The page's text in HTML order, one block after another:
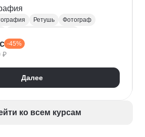
Ретушь
Фотограф
-45%
₽
Далее
ко всем курсам